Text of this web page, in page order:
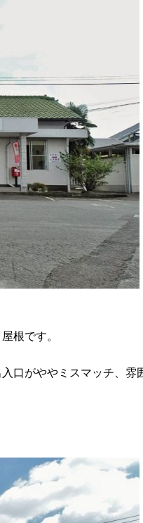
根です。
口がややミスマッチ、雰